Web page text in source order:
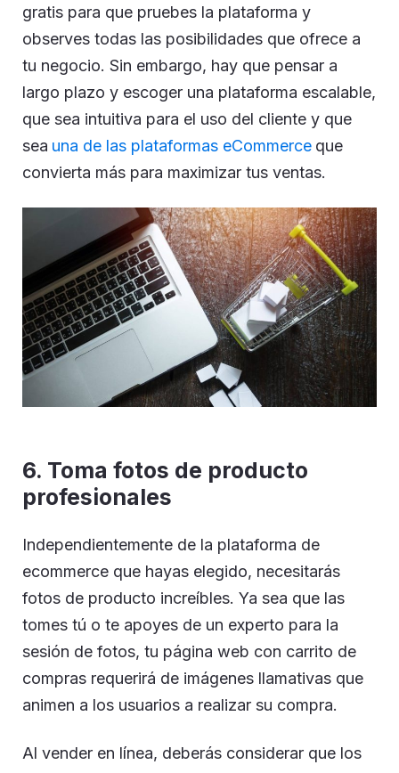
gratis para que pruebes la plataforma y
observes todas las posibilidades que ofrece a
tu negocio. Sin embargo, hay que pensar a
largo plazo y escoger una plataforma escalable,
que sea intuitiva para el uso del cliente y que
sea una de las plataformas eCommerce que
convierta más para maximizar tus ventas.
6. Toma fotos de producto
profesionales
Independientemente de la plataforma de
ecommerce que hayas elegido, necesitarás
fotos de producto increíbles. Ya sea que las
tomes tú o te apoyes de un experto para la
sesión de fotos, tu página web con carrito de
compras requerirá de imágenes llamativas que
animen a los usuarios a realizar su compra.
Al vender en línea, deberás considerar que los